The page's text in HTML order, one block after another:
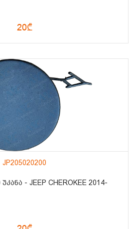
20₾
JP205020200
- JEEP CHEROKEE 2014-